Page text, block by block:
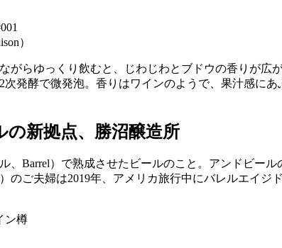
）
がらゆっくり飲むと、じわじわとブドウの香りが
発酵で微発泡。香りはワインのようで、果汁感に
新拠点、勝沼醸造所
、Barrel）で熟成させたビールのこと。アンドビー
のご夫婦は2019年、アメリカ旅行中にバレルエイジ
ン樽